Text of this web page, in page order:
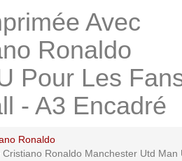
Avec
Ronaldo
Pour Les
- A3 Encadré
Ronaldo
Ronaldo Manchester Utd Man